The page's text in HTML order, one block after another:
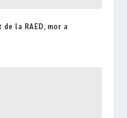
la RAED, mor a